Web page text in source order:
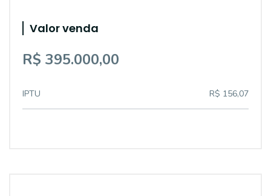
Valor venda
R$ 395.000,00
IPTU R$ 156,07